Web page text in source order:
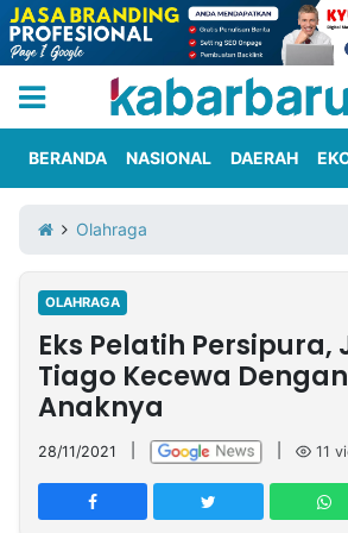
Iklan
Berita
Kami
Nasional
International
Olahraga
Entertainment
Daerah
Pariwisata
Kuliner
Kolom
Network
PT
TREETAN
BERANDA NASIONAL DAERAH
Olahraga
OLAHRAGA
Eks Pelatih Persipura,
Tiago Kecewa
Anaknya
28/11/2021 11